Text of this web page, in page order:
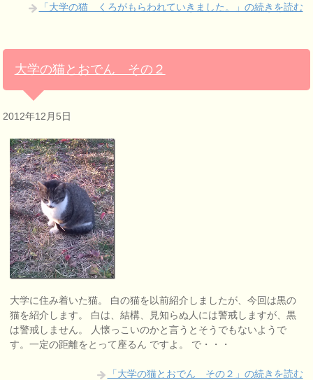
「大学の猫 くろがもらわれていきました。」の続きを読む
大学の猫とおでん その２
2012年12月5日
大学に住み着いた猫。 白の猫を以前紹介しましたが、今回は黒の
猫を紹介します。 白は、結構、見知らぬ人には警戒しますが、黒
は警戒しません。 人懐っこいのかと言うとそうでもないようで
す。一定の距離をとって座るん ですよ。 で・・・
「大学の猫とおでん その２」の続きを読む